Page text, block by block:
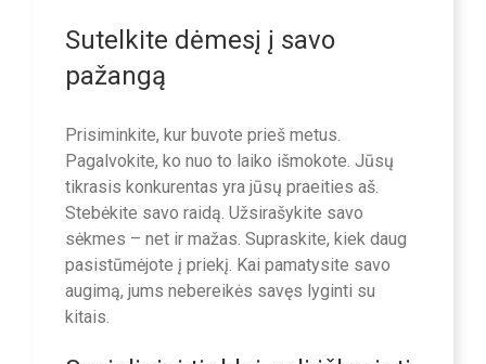
Sutelkite dėmesį į savo
pažangą
Prisiminkite, kur buvote prieš metus.
Pagalvokite, ko nuo to laiko išmokote. Jūsų
tikrasis konkurentas yra jūsų praeities aš.
Stebėkite savo raidą. Užsirašykite savo
sėkmes – net ir mažas. Supraskite, kiek daug
pasistūmėjote į priekį. Kai pamatysite savo
augimą, jums nebereikės savęs lyginti su
kitais.